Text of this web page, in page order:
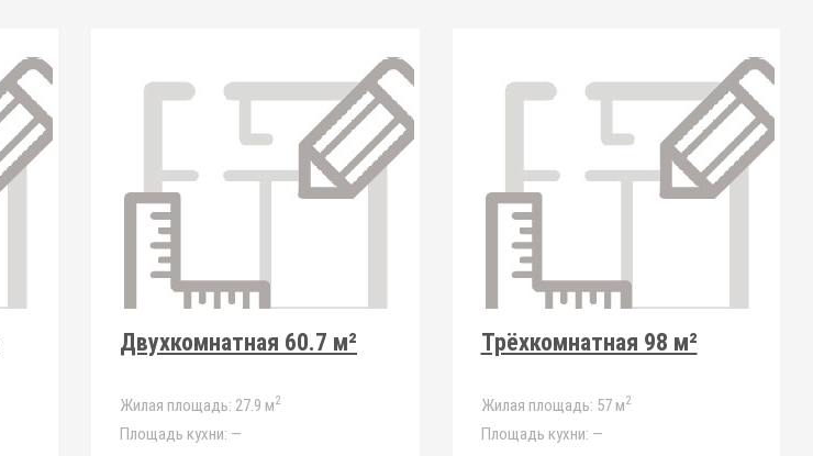
Двухкомнатная 60.7 м²
Жилая площадь: 27.9 м2
Площадь кухни: —
Трёхкомнатная 98 м²
Жилая площадь: 57 м2
Площадь кухни: —